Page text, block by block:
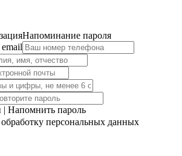
Напоминание пароля
| Напомнить пароль
персональных данных